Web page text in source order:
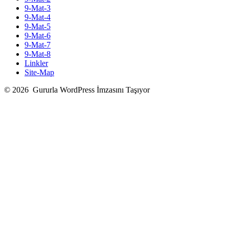
9-Mat-3
9-Mat-4
9-Mat-5
9-Mat-6
9-Mat-7
9-Mat-8
Linkler
Site-Map
© 2026 Gururla WordPress İmzasını Taşıyor